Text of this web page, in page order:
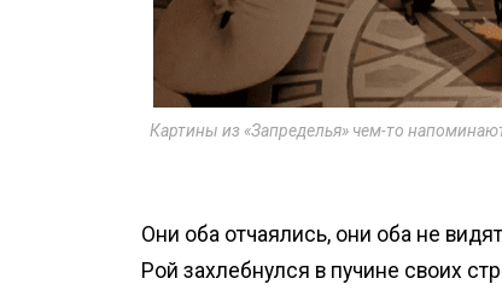
Картины из «Запределья» чем-то
Они оба отчаялись, они оба не
Рой захлебнулся в пучине своих